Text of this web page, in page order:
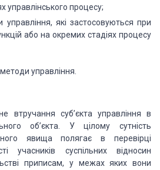
управлінського процесу;
управління, які застосовуються при
або на окремих стадіях процесу
управління.
втручання суб’єкта управління в
об’єкта. У цілому сутність
явища полягає в перевірці
учасників суспільних відносин
приписам, у межах яких вони